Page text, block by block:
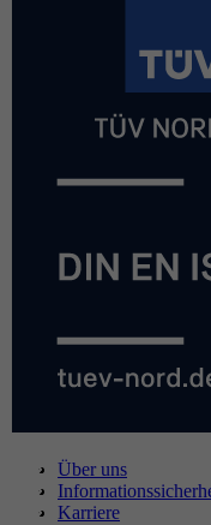
Über uns
Karriere